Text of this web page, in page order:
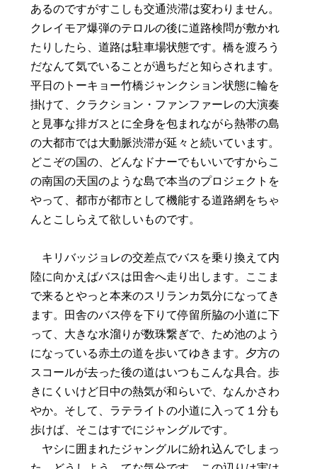
あるのですがすこしも交通渋滞は変わりません。
クレイモア爆弾のテロルの後に道路検問が敷かれ
たりしたら、道路は駐車場状態です。橋を渡ろう
だなんて気でいることが過ちだと知らされます。
平日のトーキョー竹橋ジャンクション状態に輪を
掛けて、クラクション・ファンファーレの大演奏
と見事な排ガスとに全身を包まれながら熱帯の島
の大都市では大動脈渋滞が延々と続いています。
どこぞの国の、どんなドナーでもいいですからこ
の南国の天国のような島で本当のプロジェクトを
やって、都市が都市として機能する道路網をちゃ
んとこしらえて欲しいものです。
キリバッジョレの交差点でバスを乗り換えて内
陸に向かえばバスは田舎へ走り出します。ここま
で来るとやっと本来のスリランカ気分になってき
ます。田舎のバス停を下りて停留所脇の小道に下
って、大きな水溜りが数珠繋ぎで、ため池のよう
になっている赤土の道を歩いてゆきます。夕方の
スコールが去った後の道はいつもこんな具合。歩
きにくいけど日中の熱気が和らいで、なんかさわ
やか。そして、ラテライトの小道に入って１分も
歩けば、そこはすでにジャングルです。
ヤシに囲まれたジャングルに紛れ込んでしまっ